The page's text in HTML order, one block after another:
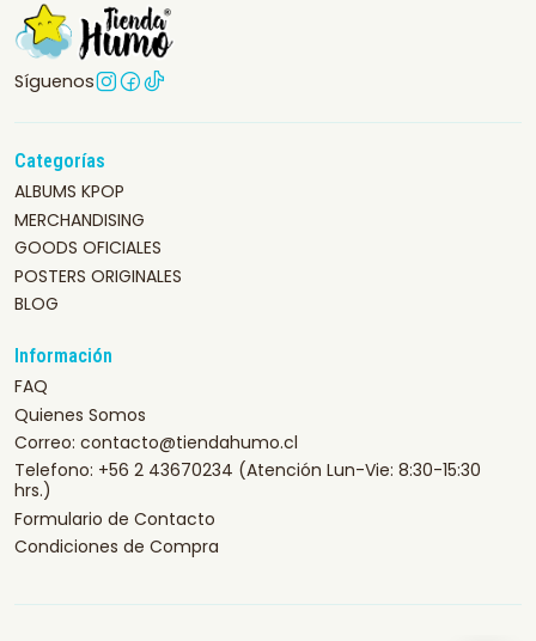
Síguenos
Categorías
ALBUMS KPOP
MERCHANDISING
GOODS OFICIALES
POSTERS ORIGINALES
BLOG
Información
FAQ
Quienes Somos
Correo: contacto@tiendahumo.cl
Telefono: +56 2 43670234 (Atención Lun-Vie: 8:30-15:30
hrs.)
Formulario de Contacto
Condiciones de Compra